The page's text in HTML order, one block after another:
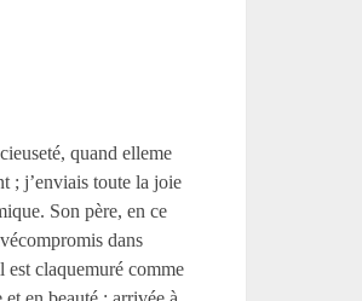
quand elleme
; j’enviais toute la joie
Son père, en ce
dans
claquemuré comme